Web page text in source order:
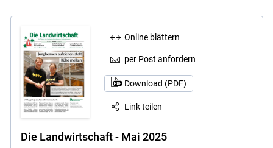
Online blättern
per Post anfordern
Download (PDF)
Link teilen
Die Landwirtschaft - Mai 2025